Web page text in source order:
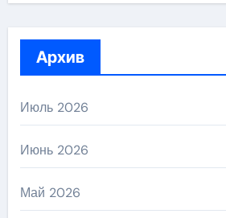
Архив
Июль 2026
Июнь 2026
Май 2026